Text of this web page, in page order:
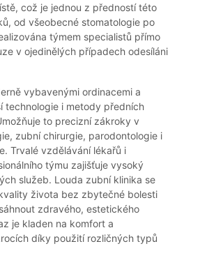
což je jednou z předností této
od všeobecné stomatologie po
týmem specialistů přímo
v ojedinělých případech odesíláni
vybavenými ordinacemi a
technologie i metody předních
to precizní zákroky v
zubní chirurgie, parodontologie i
Trvalé vzdělávání lékařů i
týmu zajišťuje vysoký
služeb. Louda zubní klinika se
života bez zbytečné bolesti
zdravého, estetického
je kladen na komfort a
díky použití rozličných typů